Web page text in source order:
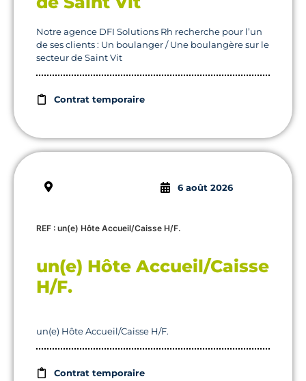
Notre agence DFI Solutions Rh recherche pour l’un
de ses clients : Un boulanger / Une boulangère sur le
secteur de Saint Vit
Contrat temporaire
6 août 2026
REF : un(e) Hôte Accueil/Caisse H/F.
un(e) Hôte Accueil/Caisse
H/F.
un(e) Hôte Accueil/Caisse H/F.
Contrat temporaire